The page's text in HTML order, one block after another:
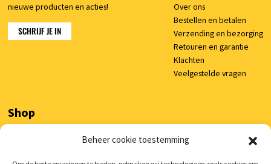
Beheer cookie toestemming
nieuwe producten en acties!
SCHRIJF JE IN
Over ons
Bestellen en betalen
Verzending en bezorging
Retouren en garantie
Klachten
Veelgestelde vragen
Shop